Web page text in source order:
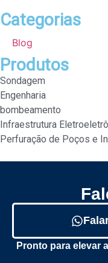
Categorias
Blog
Produtos
Sondagem
Engenharia
bombeamento
Infraestrutura
Perfuração de Poços e
Pronto para elevar